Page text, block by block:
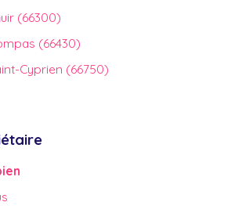
(66300)
(66430)
Cyprien (66750)